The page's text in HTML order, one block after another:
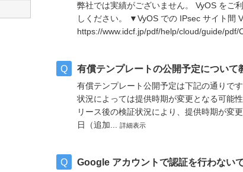
弊社では実績がございません。 VyOS をご
しください。 ▼VyOS での IPsec サイト間
https://www.idcf.jp/pdf/help/cloud/guide/pdf/
有償テンプレートの公開予定について
有償テンプレート公開予定は下記の通りで
状況によっては提供時期が変更となる可能
リース後の検証状況により、提供時期が変
日（追加... 詳細表示
Google アカウントで認証を行わない